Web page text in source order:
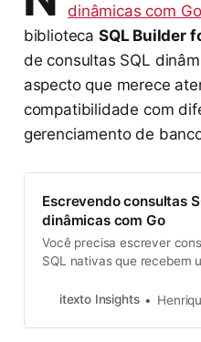
dinâmicas com Go
biblioteca SQL Builder
de consultas SQL
aspecto que merece
compatibilidade com
gerenciamento de
Escrevendo consultas
dinâmicas com Go
Você precisa escrever
SQL nativas que recebem
busca e quer evitar o
itexto Insights Henrique